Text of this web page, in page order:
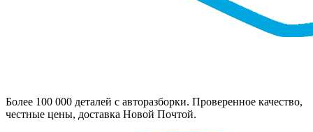
Более 100 000 деталей с авторазборки. Проверенное качество,
честные цены, доставка Новой Почтой.